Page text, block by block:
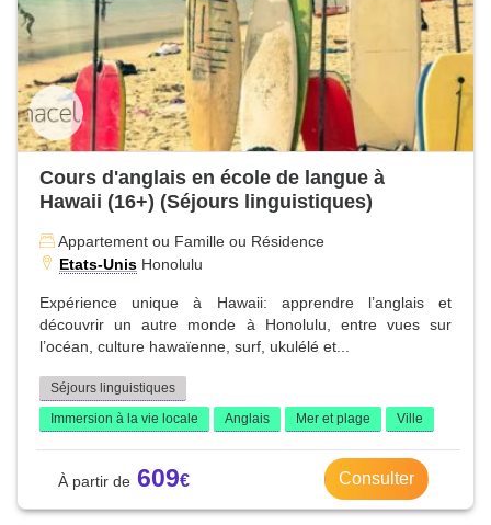
Cours d'anglais en école de langue à
Hawaii (16+) (Séjours linguistiques)
Appartement ou Famille ou Résidence
Etats-Unis Honolulu
Expérience unique à Hawaii: apprendre l’anglais et
découvrir un autre monde à Honolulu, entre vues sur
l’océan, culture hawaïenne, surf, ukulélé et...
Séjours linguistiques
Immersion à la vie locale
Anglais Mer et plage Ville
609 Consulter